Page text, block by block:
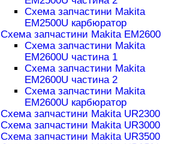
Схема запчастини Makita
EM2500U карбюратор
Схема запчастини Makita EM2600
Схема запчастини Makita
EM2600U частина 1
Схема запчастини Makita
EM2600U частина 2
Схема запчастини Makita
EM2600U карбюратор
Схема запчастини Makita UR2300
Схема запчастини Makita UR3000
Схема запчастини Makita UR3500